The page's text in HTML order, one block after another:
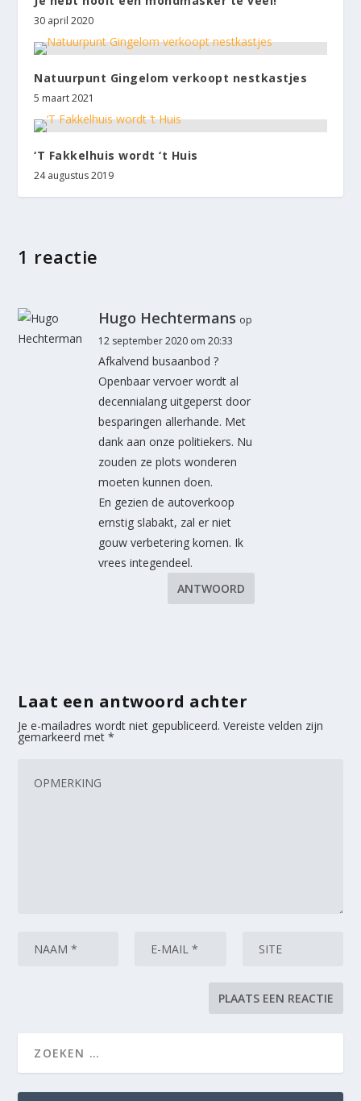
30 april 2020
Natuurpunt Gingelom verkoopt nestkastjes
5 maart 2021
‘T Fakkelhuis wordt ‘t Huis
24 augustus 2019
1 reactie
Hugo Hechtermans op
12 september 2020 om 20:33
Afkalvend busaanbod ?
Openbaar vervoer wordt al
decennialang uitgeperst door
besparingen allerhande. Met
dank aan onze politiekers. Nu
zouden ze plots wonderen
moeten kunnen doen.
En gezien de autoverkoop
ernstig slabakt, zal er niet
gouw verbetering komen. Ik
vrees integendeel.
ANTWOORD
Laat een antwoord achter
Je e-mailadres wordt niet gepubliceerd. Vereiste velden zijn
gemarkeerd met*